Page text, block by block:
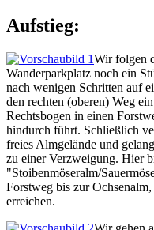
Aufstieg:
Wir folgen
Wanderparkplatz noch ein
nach wenigen Schritten auf
den rechten (oberen) Weg
Rechtsbogen in einen
hindurch führt. Schließlich
freies Almgelände und
zu einer Verzweigung. Hier
"Stoibenmöseralm/
Forstweg bis zur
erreichen.